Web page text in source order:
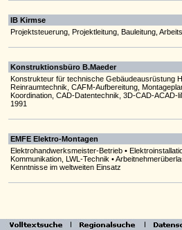
IB Kirmse
Projektsteuerung, Projektleitung, Bauleitung,
Konstruktionsbüro B.Maeder
Konstrukteur für technische Gebäudeausrüstung
Reinraumtechnik, CAFM-Aufbereitung,
Koordination, CAD-Datentechnik, 3D-CAD-ACAD-
1991
EMFE Elektro-Montagen
Elektrohandwerksmeister-Betrieb •
Kommunikation, LWL-Technik •
Kenntnisse im weltweiten Einsatz